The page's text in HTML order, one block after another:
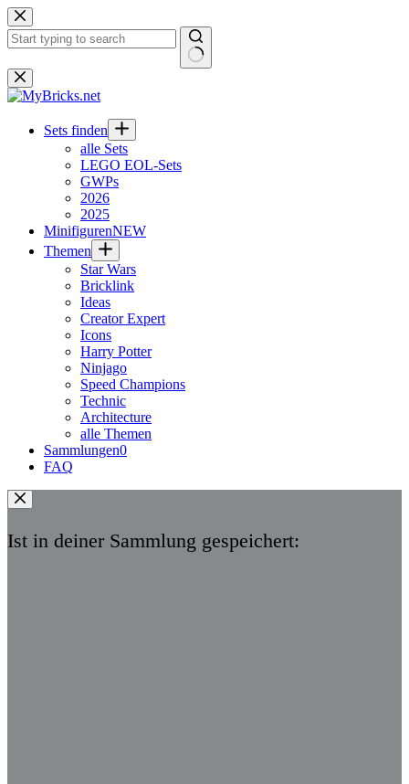
Zum
Inhalt
springen
Keine
Ergebnisse
Sets finden
alle Sets
LEGO EOL-Sets
GWPs
2026
2025
MinifigurenNEW
Themen
Star Wars
Bricklink
Ideas
Creator Expert
Icons
Harry Potter
Ninjago
Speed Champions
Technic
Architecture
alle Themen
Sammlungen0
FAQ
Ist in deiner Sammlung gespeichert: